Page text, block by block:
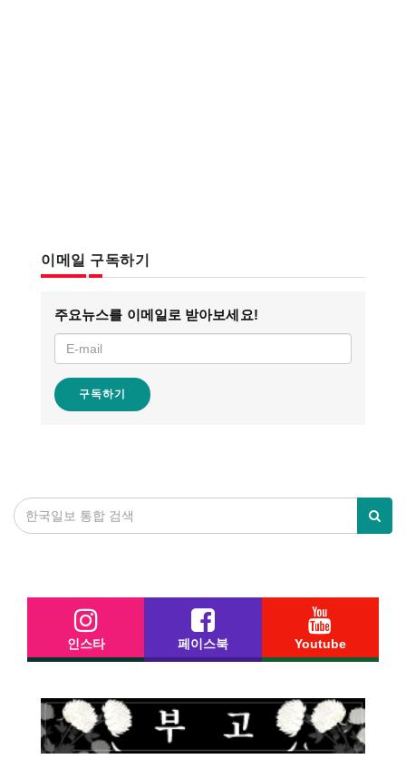
이메일 구독하기
주요뉴스를 이메일로 받아보세요!
구독하기
인스타 페이스북 Youtube